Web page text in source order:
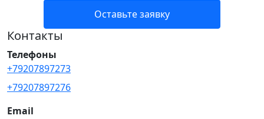
Оставьте заявку
Контакты
Телефоны
+79207897273
+79207897276
Email